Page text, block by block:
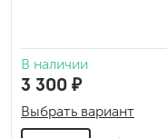
В наличии
3 300 ₽
Выбрать вариант